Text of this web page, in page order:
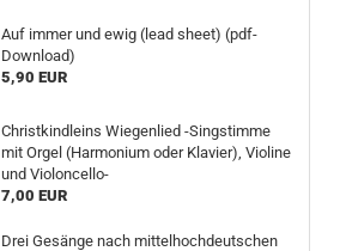
Auf immer und ewig (lead sheet) (pdf-
Download)
5,90 EUR
Christkindleins Wiegenlied -Singstimme
mit Orgel (Harmonium oder Klavier), Violine
und Violoncello-
7,00 EUR
Drei Gesänge nach mittelhochdeutschen